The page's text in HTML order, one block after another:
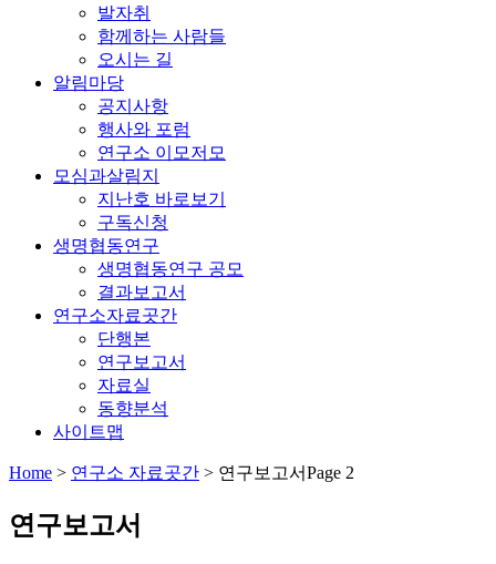
발자취
함께하는 사람들
오시는 길
알림마당
공지사항
행사와 포럼
연구소 이모저모
모심과살림지
지난호 바로보기
구독신청
생명협동연구
생명협동연구 공모
결과보고서
연구소자료곳간
단행본
연구보고서
자료실
동향분석
사이트맵
Home > 연구소 자료곳간 > 연구보고서Page 2
연구보고서